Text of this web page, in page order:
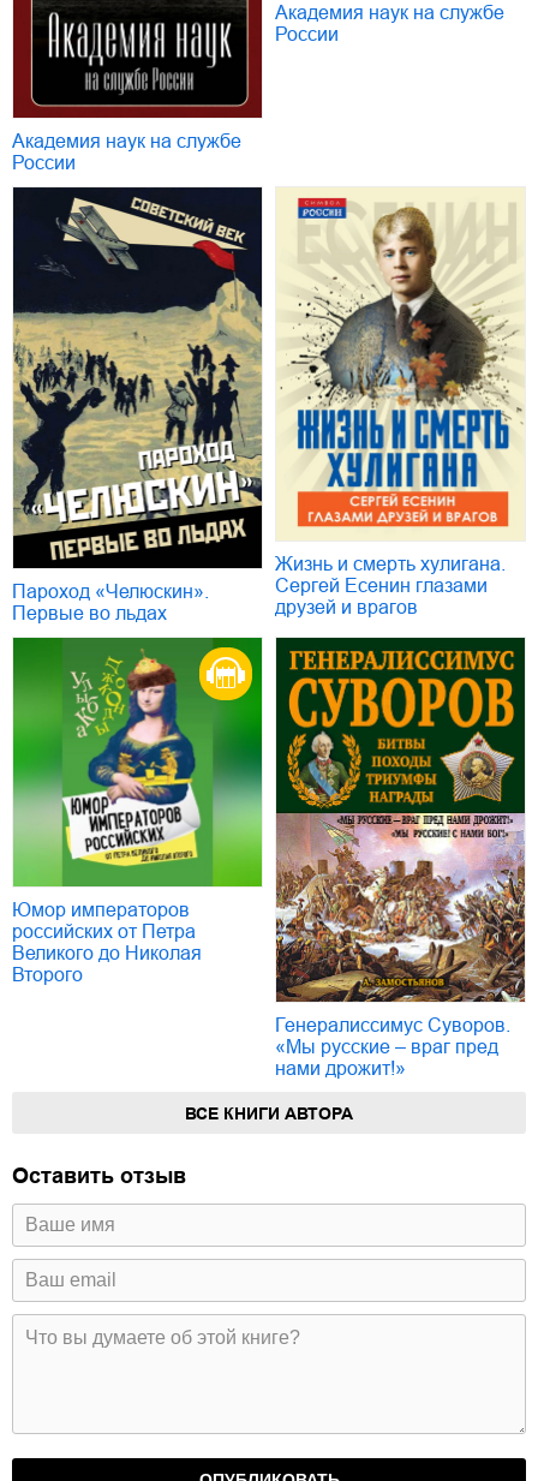
Академия наук на службе
России
Академия наук на службе
России
Пароход «Челюскин».
Первые во льдах
Жизнь и смерть хулигана.
Сергей Есенин глазами
друзей и врагов
Юмор императоров
российских от Петра
Великого до Николая
Второго
Генералиссимус Суворов.
«Мы русские – враг пред
нами дрожит!»
ВСЕ КНИГИ АВТОРА
Оставить отзыв